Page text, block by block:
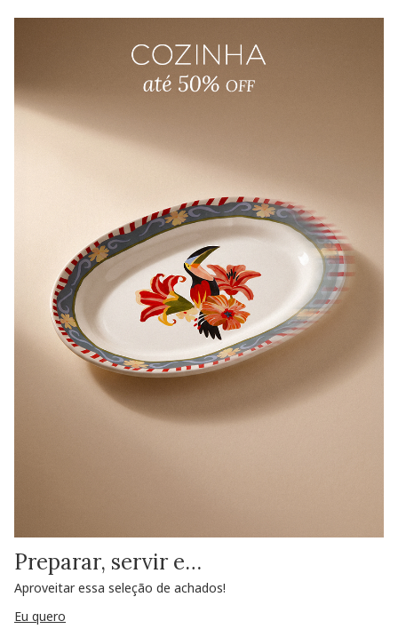
Preparar, servir e…
Aproveitar essa seleção de achados!
Eu quero